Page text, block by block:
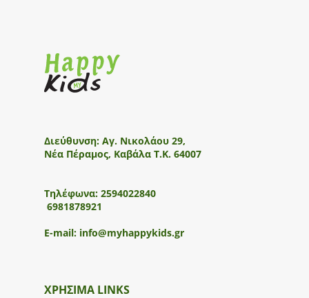
Διεύθυνση: Αγ. Νικολάου 29,
Νέα Πέραμος, Καβάλα Τ.Κ. 64007
Τηλέφωνα: 2594022840
6981878921
E-mail: info@myhappykids.gr
ΧΡΗΣΙΜΑ LINKS